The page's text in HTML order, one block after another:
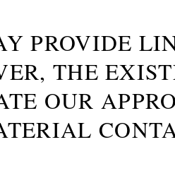
PROVIDE
THE
OUR